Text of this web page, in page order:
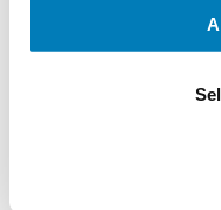
Externe knipperende